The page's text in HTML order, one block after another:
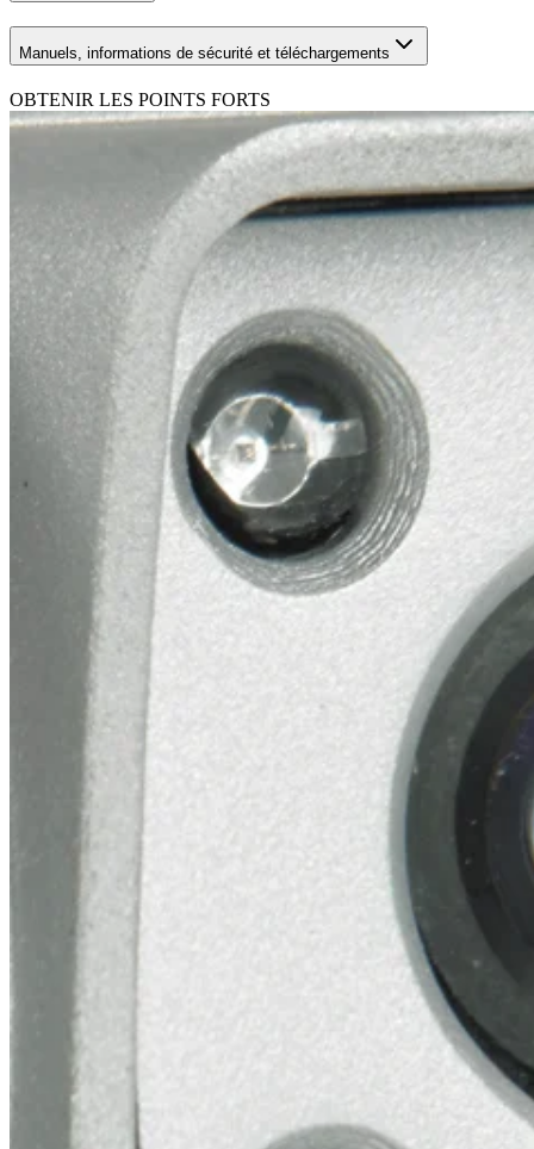
Manuels, informations de sécurité et téléchargements
OBTENIR LES POINTS FORTS